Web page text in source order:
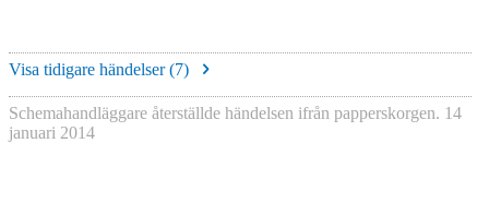
Visa tidigare händelser (7)
Schemahandläggare återställde händelsen ifrån papperskorgen. 14
januari 2014